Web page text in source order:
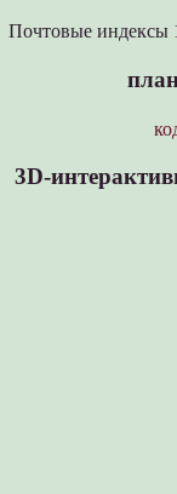
Почтовые индексы
3D-